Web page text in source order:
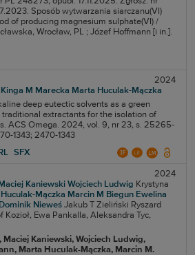
Sposób wytwarzania siarczanu(VI)
of producing magnesium sulphate(VI) /
Wrocław, PL ; Józef Hoffmann [i in.].
2024
Kinga M Marecka Marta Huculak-Mączka
deep eutectic solvents as a green
extractants for the isolation of
ACS Omega. 2024, vol. 9, nr 23, s. 25265-
1343; 2470-1343
SFX
2024
Maciej Kaniewski Wojciech Ludwig Krystyna
Mączka Marcin M Biegun Ewelina
Dominik Nieweś Jakub T Zieliński Ryszard
Kozioł, Ewa Pankalla, Aleksandra Tyc,
, Maciej Kaniewski, Wojciech Ludwig,
, Marta Huculak-Mączka, Marcin M.